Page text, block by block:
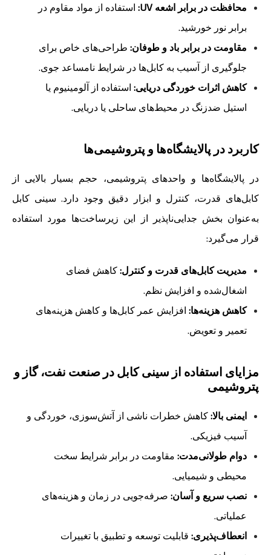
محافظت در برابر اشعه UV:
استفاده از مواد مقاوم در
برابر نور خورشید.
مقاومت در برابر باد و طوفان: طراحی‌های خاص برای
جلوگیری از آسیب به کابل‌ها در شرایط نامساعد جوی.
کاهش اثرات خوردگی دریایی: استفاده از آلومینیوم یا
استیل ضدزنگ در محیط‌های ساحلی یا دریایی.
کاربرد در پالایشگاه‌ها و پتروشیمی‌ها
در پالایشگاه‌ها و واحدهای پتروشیمی، حجم بسیار بالایی از
کابل‌های قدرت، کنترل و ابزار دقیق وجود دارد. سینی کابل
به‌عنوان بخش جدایی‌ناپذیر از این زیرساخت‌ها مورد استفاده
قرار می‌گیرد:
مدیریت کابل‌های قدرت و کنترل: کاهش فضای
اشغال‌شده و افزایش نظم.
کاهش هزینه‌ها: افزایش عمر کابل‌ها و کاهش هزینه‌های
تعمیر و تعویض.
مزایای استفاده از سینی کابل در صنعت نفت، گاز و
پتروشیمی
ایمنی بالا: کاهش خطرات ناشی از آتش‌سوزی، خوردگی و
آسیب فیزیکی.
دوام طولانی‌مدت: مقاومت در برابر شرایط سخت
محیطی و شیمیایی.
نصب سریع و آسان: صرفه‌جویی در زمان و هزینه‌های
عملیاتی.
انعطاف‌پذیری: قابلیت توسعه و تطبیق با تغییرات